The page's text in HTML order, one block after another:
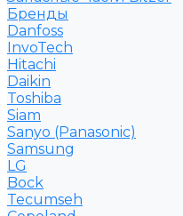
Бренды
Danfoss
InvoTech
Hitachi
Daikin
Toshiba
Siam
Sanyo (Panasonic)
Samsung
LG
Bock
Tecumseh